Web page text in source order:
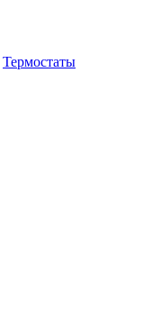
Термостаты